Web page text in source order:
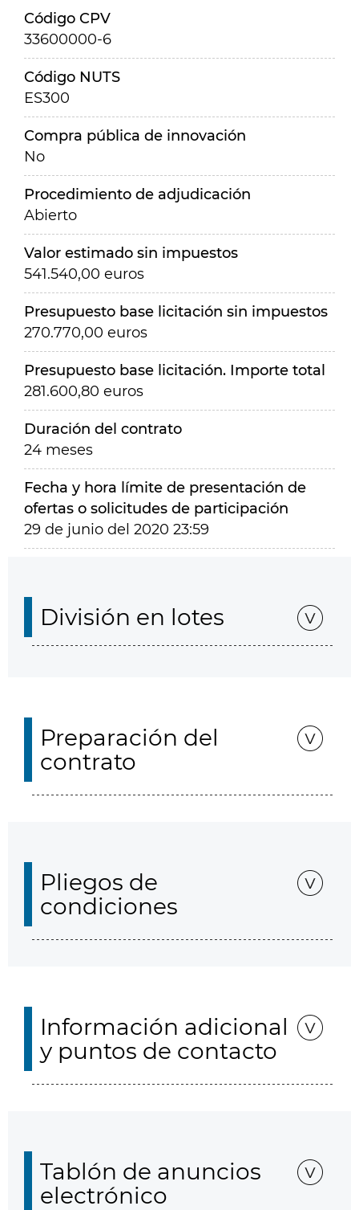
Código CPV
33600000-6
Código NUTS
ES300
Compra pública de innovación
No
Procedimiento de adjudicación
Abierto
Valor estimado sin impuestos
541.540,00 euros
Presupuesto base licitación sin impuestos
270.770,00 euros
Presupuesto base licitación. Importe total
281.600,80 euros
Duración del contrato
24 meses
Fecha y hora límite de presentación de
ofertas o solicitudes de participación
29 de junio del 2020 23:59
División en lotes
Preparación del
contrato
Pliegos de
condiciones
Información adicional
y puntos de contacto
Tablón de anuncios
electrónico